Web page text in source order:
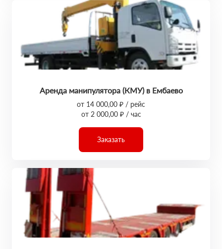
Аренда манипулятора (КМУ) в Ембаево
от 14 000,00 ₽ / рейс
от 2 000,00 ₽ / час
Заказать